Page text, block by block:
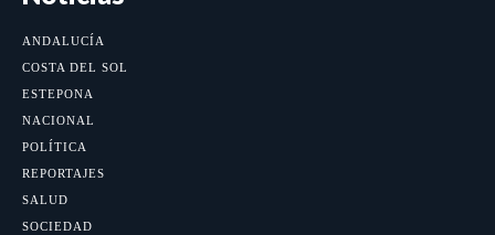
ANDALUCÍA
COSTA DEL SOL
ESTEPONA
NACIONAL
POLÍTICA
REPORTAJES
SALUD
SOCIEDAD